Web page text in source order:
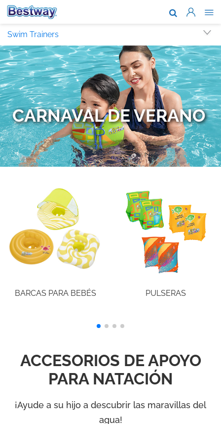
Acerca de
Soporte
Dónde
Noticias
Trabaja
Swim Trainers